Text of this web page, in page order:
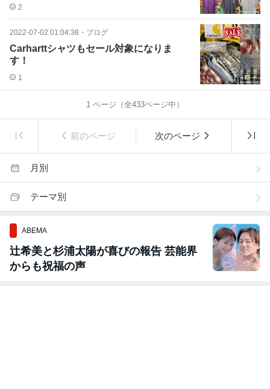
2
2022-07-02 01:04:38 ・ ブログ
Carharttシャツもセール対象になりま
す！
1
1 ページ（全433ページ中）
前のページ 次のページ
月別
テーマ別
ABEMA
辻希美と杉浦太陽が喜びの報告 芸能界
からも祝福の声